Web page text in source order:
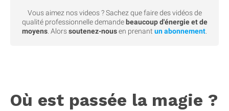
Vous aimez nos videos ? Sachez que faire des vidéos de
qualité professionnelle demande beaucoup d'énergie et de
moyens . Alorssoutenez-nousen prenant un abonnement
Où est passée la magie ?